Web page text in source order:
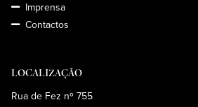
Imprensa
Contactos
LOCALIZAÇÃO
Rua de Fez nº 755